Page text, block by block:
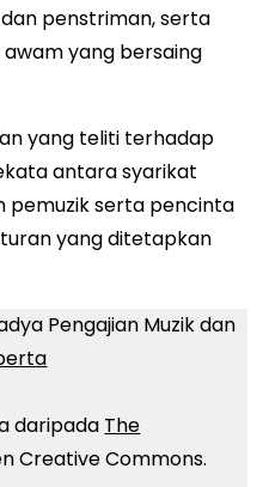
penstriman, serta
yang bersaing
yang teliti terhadap
antara syarikat
pemuzik serta pencinta
yang ditetapkan
Pengajian Muzik dan
daripada The
Creative Commons.